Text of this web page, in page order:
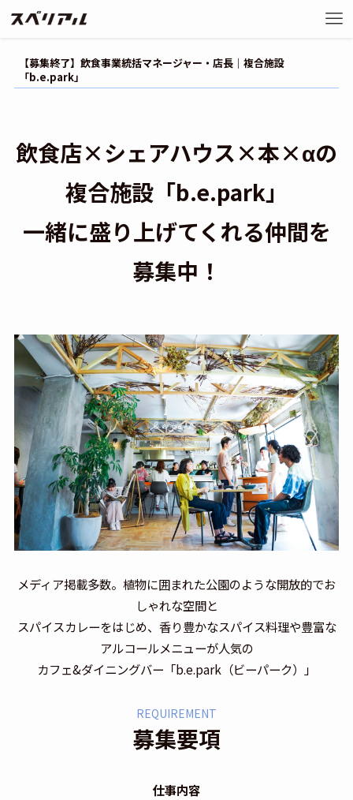
【募集終了】飲食事業統括マネージャー・店長｜複合施設
「b.e.park」
飲食店×シェアハウス×本×αの
複合施設「b.e.park」
一緒に盛り上げてくれる仲間を
募集中！
メディア掲載多数。植物に囲まれた公園のような開放的でお
しゃれな空間と
スパイスカレーをはじめ、香り豊かなスパイス料理や豊富な
アルコールメニューが人気の
カフェ&ダイニングバー「b.e.park（ビーパーク）」
REQUIREMENT
募集要項
仕事内容